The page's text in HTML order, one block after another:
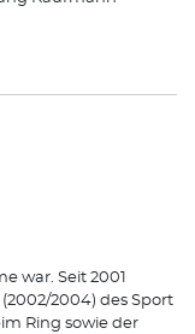
war. Seit 2001
2004) des Sport
Ring sowie der